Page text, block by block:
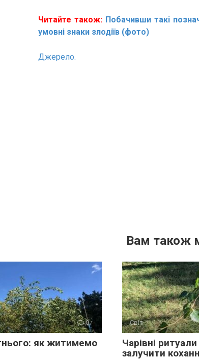
Читайте також: Побачивши такі
умовні знаки злодіїв (фото)
Джерело.
Вам також
0
як житимемо
Світ
Чарівні
залучити